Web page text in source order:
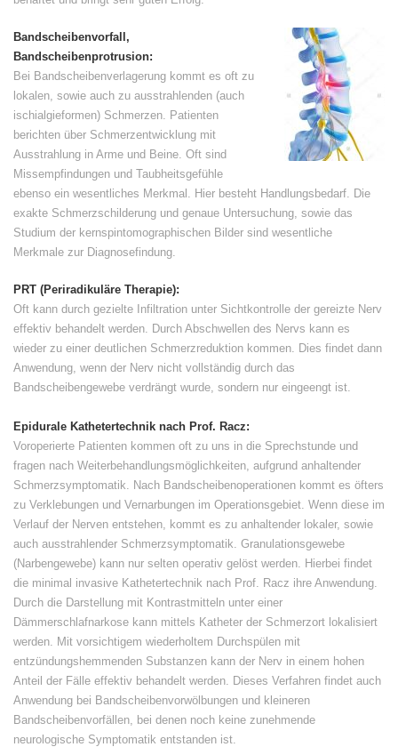
Bandscheibenvorfall,
Bandscheibenprotrusion:
Bei Bandscheibenverlagerung kommt es oft zu
lokalen, sowie auch zu ausstrahlenden (auch
ischialgieformen) Schmerzen. Patienten
berichten über Schmerzentwicklung mit
Ausstrahlung in Arme und Beine. Oft sind
Missempfindungen und Taubheitsgefühle
ebenso ein wesentliches Merkmal. Hier besteht Handlungsbedarf. Die
exakte Schmerzschilderung und genaue Untersuchung, sowie das
Studium der kernspintomographischen Bilder sind wesentliche
Merkmale zur Diagnosefindung.
PRT (Periradikuläre Therapie):
Oft kann durch gezielte Infiltration unter Sichtkontrolle der gereizte Nerv
effektiv behandelt werden. Durch Abschwellen des Nervs kann es
wieder zu einer deutlichen Schmerzreduktion kommen. Dies findet dann
Anwendung, wenn der Nerv nicht vollständig durch das
Bandscheibengewebe verdrängt wurde, sondern nur eingeengt ist.
Epidurale Kathetertechnik nach Prof. Racz:
Voroperierte Patienten kommen oft zu uns in die Sprechstunde und
fragen nach Weiterbehandlungsmöglichkeiten, aufgrund anhaltender
Schmerzsymptomatik. Nach Bandscheibenoperationen kommt es öfters
zu Verklebungen und Vernarbungen im Operationsgebiet. Wenn diese im
Verlauf der Nerven entstehen, kommt es zu anhaltender lokaler, sowie
auch ausstrahlender Schmerzsymptomatik. Granulationsgewebe
(Narbengewebe) kann nur selten operativ gelöst werden. Hierbei findet
die minimal invasive Kathetertechnik nach Prof. Racz ihre Anwendung.
Durch die Darstellung mit Kontrastmitteln unter einer
Dämmerschlafnarkose kann mittels Katheter der Schmerzort lokalisiert
werden. Mit vorsichtigem wiederholtem Durchspülen mit
entzündungshemmenden Substanzen kann der Nerv in einem hohen
Anteil der Fälle effektiv behandelt werden. Dieses Verfahren findet auch
Anwendung bei Bandscheibenvorwölbungen und kleineren
Bandscheibenvorfällen, bei denen noch keine zunehmende
neurologische Symptomatik entstanden ist.